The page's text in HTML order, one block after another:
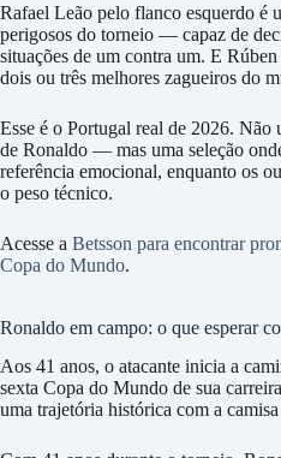
Rafael Leão pelo flanco esquerdo é
perigosos do torneio — capaz de
situações de um contra um. E
dois ou três melhores zagueiros do
Esse é o Portugal real de 2026. Não
de Ronaldo — mas uma seleção
referência emocional, enquanto os
o peso técnico.
Acesse a Betsson para encontrar
Copa do Mundo.
Ronaldo em campo: o que esperar
Aos 41 anos, o atacante inicia a
sexta Copa do Mundo de sua
uma trajetória histórica com a